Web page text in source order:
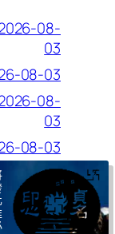
08-
03
08-03
08-
03
08-03